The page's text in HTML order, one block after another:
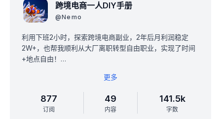
跨境电商一人DIY手册
@Nemo
利用下班2小时，探索跨境电商副业，2年后月利润稳定
2W+，也帮我顺利从大厂离职转型自由职业，实现了时间
+地点自由！
炼后，形成这本「跨境电商一人DIY手册」，适合在寻求第
二收入曲线、但不想报班报课的朋友们！你将获得：
- 跨境电商入门科普：模式/市场/平台/收益
- 虾皮(Shopee)+TikTok东南亚电商开店/选品/运营等从0
更多
877
订阅
49
内容
141.5k
字数